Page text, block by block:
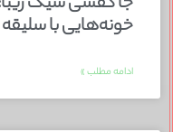
خونه‌هایی با
ادامه مطلب »